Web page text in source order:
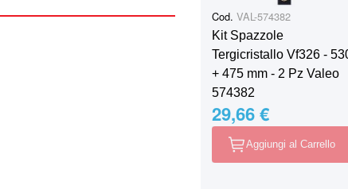
Cod. VAL-574382
Kit Spazzole
Tergicristallo Vf326 -
+ 475 mm - 2 Pz Valeo
574382
29,66 €
Aggiungi al Carrello